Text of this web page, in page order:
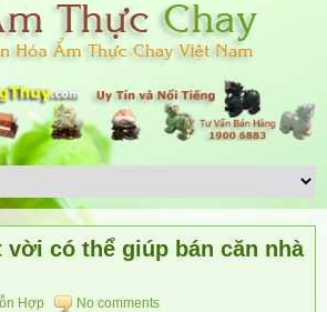
vời có thể giúp bán căn nhà
Hợp No comments